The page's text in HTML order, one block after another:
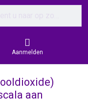
Aanmelden
aan